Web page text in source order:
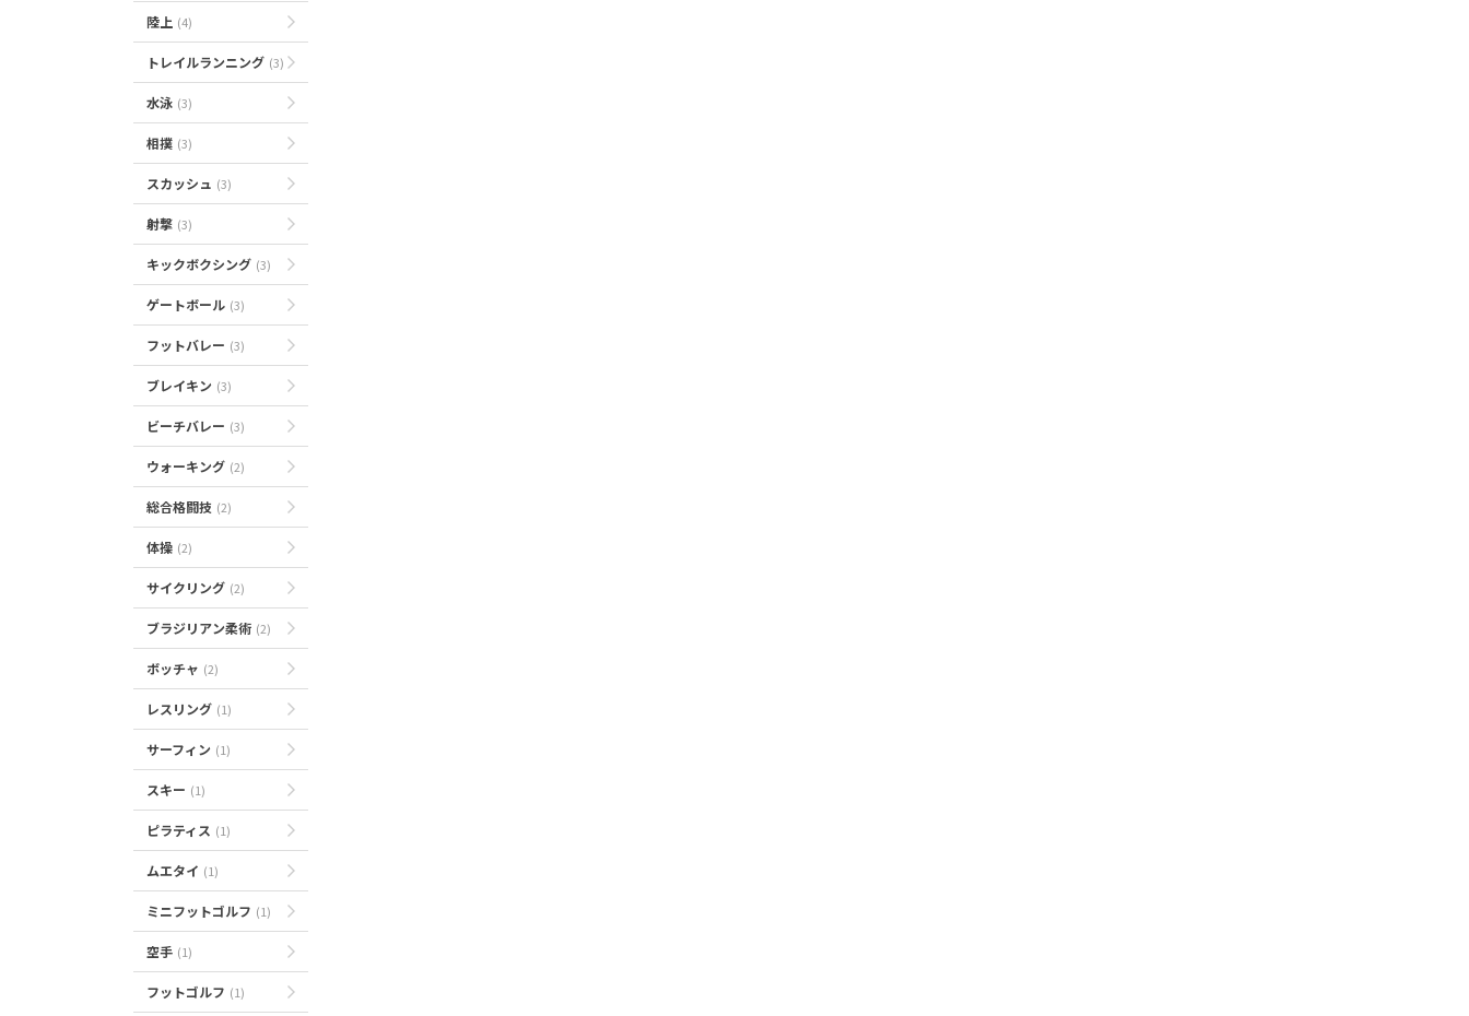
陸上 (4)
トレイルランニング (3)
水泳 (3)
相撲 (3)
スカッシュ (3)
射撃 (3)
キックボクシング (3)
ゲートボール (3)
フットバレー (3)
ブレイキン (3)
ビーチバレー (3)
ウォーキング (2)
総合格闘技 (2)
体操 (2)
サイクリング (2)
ブラジリアン柔術 (2)
ボッチャ (2)
レスリング (1)
サーフィン (1)
スキー (1)
ピラティス (1)
ムエタイ (1)
ミニフットゴルフ (1)
空手 (1)
フットゴルフ (1)